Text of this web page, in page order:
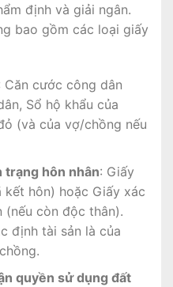
định và giải ngân.
bao gồm các loại giấy
Căn cước công dân
Sổ hộ khẩu của
(và của vợ/chồng nếu
trạng hôn nhân: Giấy
hôn) hoặc Giấy xác
(nếu còn độc thân).
định tài sản là của
quyền sử dụng đất